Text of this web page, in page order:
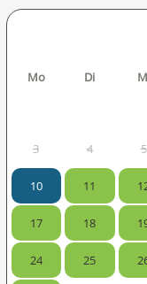
Mo Di
3 4 5
10 11
17 18
24 25